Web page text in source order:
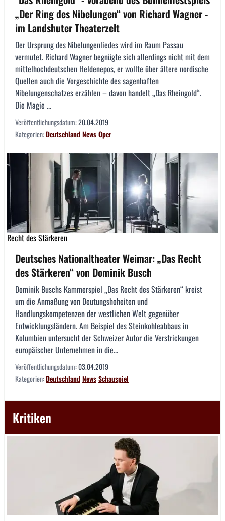
„Der Ring des Nibelungen“ von Richard Wagner -
im Landshuter Theaterzelt
Der Ursprung des Nibelungenliedes wird im Raum Passau
vermutet. Richard Wagner begnügte sich allerdings nicht mit dem
mittelhochdeutschen Heldenepos, er wollte über ältere nordische
Quellen auch die Vorgeschichte des sagenhaften
Nibelungenschatzes erzählen – davon handelt „Das Rheingold“.
Die Magie ...
Veröffentlichungsdatum:20.04.2019
Kategorien:DeutschlandNewsOper
Recht des Stärkeren
Deutsches Nationaltheater Weimar: „Das Recht
des Stärkeren“ von Dominik Busch
Dominik Buschs Kammerspiel „Das Recht des Stärkeren“ kreist
um die Anmaßung von Deutungshoheiten und
Handlungskompetenzen der westlichen Welt gegenüber
Entwicklungsländern. Am Beispiel des Steinkohleabbaus in
Kolumbien untersucht der Schweizer Autor die Verstrickungen
europäischer Unternehmen in die...
Veröffentlichungsdatum:03.04.2019
Kategorien:DeutschlandNewsSchauspiel
Kritiken